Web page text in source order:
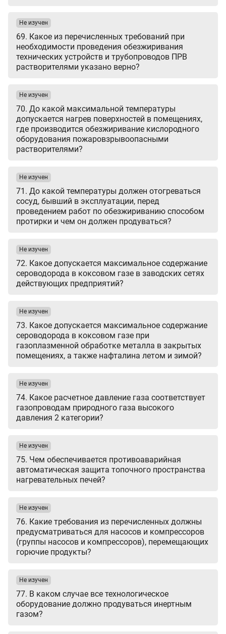
69. Какое из перечисленных требований при
необходимости проведения обезжиривания
технических устройств и трубопроводов ПРВ
растворителями указано верно?
Не изучен
70. До какой максимальной температуры
допускается нагрев поверхностей в помещениях,
где производится обезжиривание кислородного
оборудования пожаровзрывоопасными
растворителями?
Не изучен
71. До какой температуры должен отогреваться
сосуд, бывший в эксплуатации, перед
проведением работ по обезжириванию способом
протирки и чем он должен продуваться?
Не изучен
72. Какое допускается максимальное содержание
сероводорода в коксовом газе в заводских сетях
действующих предприятий?
Не изучен
73. Какое допускается максимальное содержание
сероводорода в коксовом газе при
газоплазменной обработке металла в закрытых
помещениях, а также нафталина летом и зимой?
Не изучен
74. Какое расчетное давление газа соответствует
газопроводам природного газа высокого
давления 2 категории?
Не изучен
75. Чем обеспечивается противоаварийная
автоматическая защита топочного пространства
нагревательных печей?
Не изучен
76. Какие требования из перечисленных должны
предусматриваться для насосов и компрессоров
(группы насосов и компрессоров), перемещающих
горючие продукты?
Не изучен
77. В каком случае все технологическое
оборудование должно продуваться инертным
газом?
Не изучен